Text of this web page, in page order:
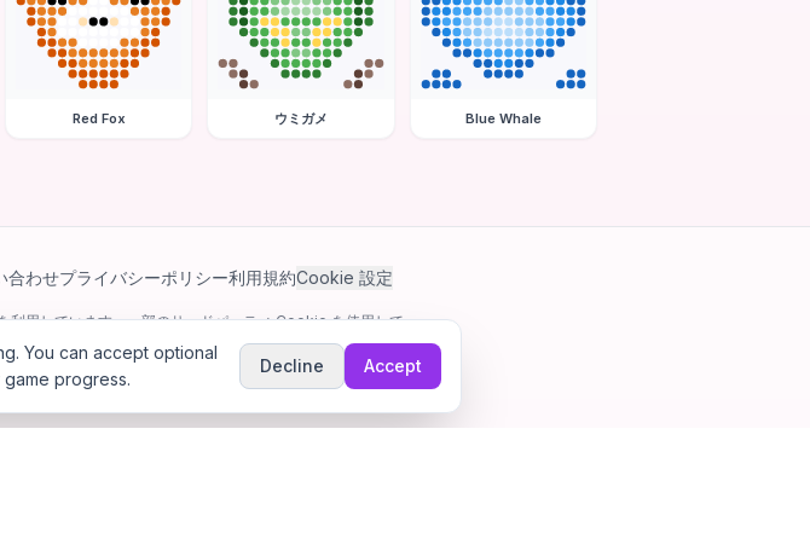
Red Fox ウミガメ Blue Whale
合わせプライバシーポリシー利用規約Cookie 設定
用しています。一部のサードパーティ Cookie を使用して
する場合があります。
ヤモンドアート＆ビーズアート塗り絵ゲーム。
You can accept optional
progress.
Decline Accept